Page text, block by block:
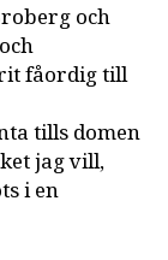
och
fåordig till
tills domen
jag vill,
i en